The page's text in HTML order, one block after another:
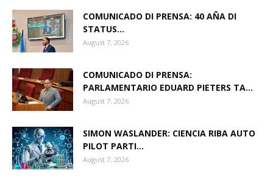
COMUNICADO DI PRENSA: 40 AÑA DI
STATUS...
August 7, 2026
COMUNICADO DI PRENSA:
PARLAMENTARIO EDUARD PIETERS TA...
August 7, 2026
SIMON WASLANDER: CIENCIA RIBA AUTO
PILOT PARTI...
August 7, 2026